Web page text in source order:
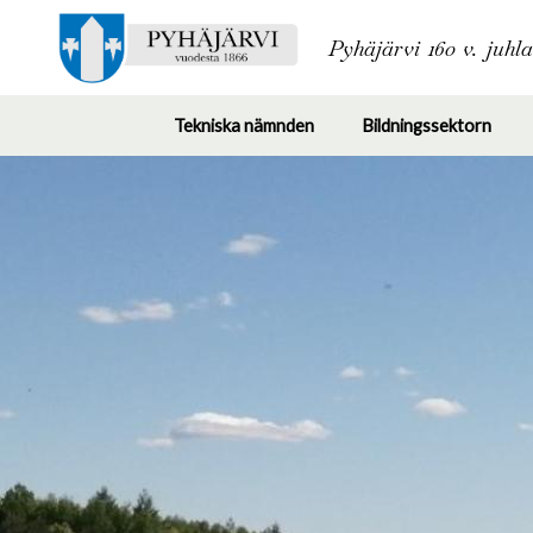
Pyhäjärvi 160 v.
Tekniska nämnden
Toggle
submenu
Bildningssektorn